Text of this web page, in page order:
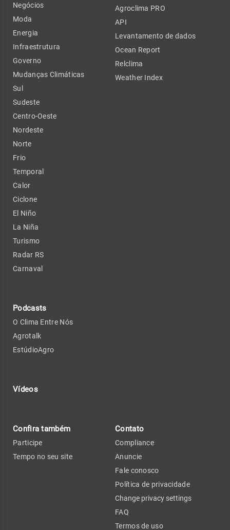
Negócios
Moda
Energia
Infraestrutura
Governo
Mudanças Climáticas
Sul
Sudeste
Centro-Oeste
Nordeste
Norte
Frio
Temporal
Calor
Ciclone
El Niño
La Niña
Turismo
Radar RS
Carnaval
Podcasts
O Clima Entre Nós
Agrotalk
EstúdioAgro
Vídeos
Agroclima PRO
API
Levantamento de dados
Ocean Report
Relclima
Weather Index
Confira também
Participe
Tempo no seu site
Contato
Compliance
Anuncie
Fale conosco
Política de privacidade
Change privacy settings
FAQ
Termos de uso